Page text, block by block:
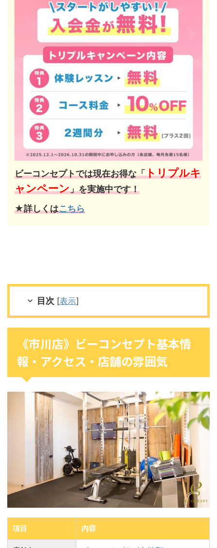
ビーコンセプトでは現在お得な「トリプルキ
ャンペーン」を実施中です！
★詳しくはこちら
目次 [表示]
《市川店》ビーコンセプト基本情
報・アクセス・店舗の雰囲気
項目 内容